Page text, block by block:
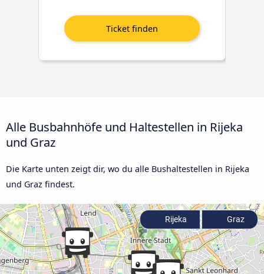
Alle Busbahnhöfe und Haltestellen in Rijeka
und Graz
Die Karte unten zeigt dir, wo du alle Bushaltestellen in Rijeka
und Graz findest.
Rijeka Graz